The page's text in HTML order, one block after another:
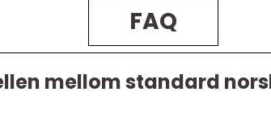
FAQ
mellom standard